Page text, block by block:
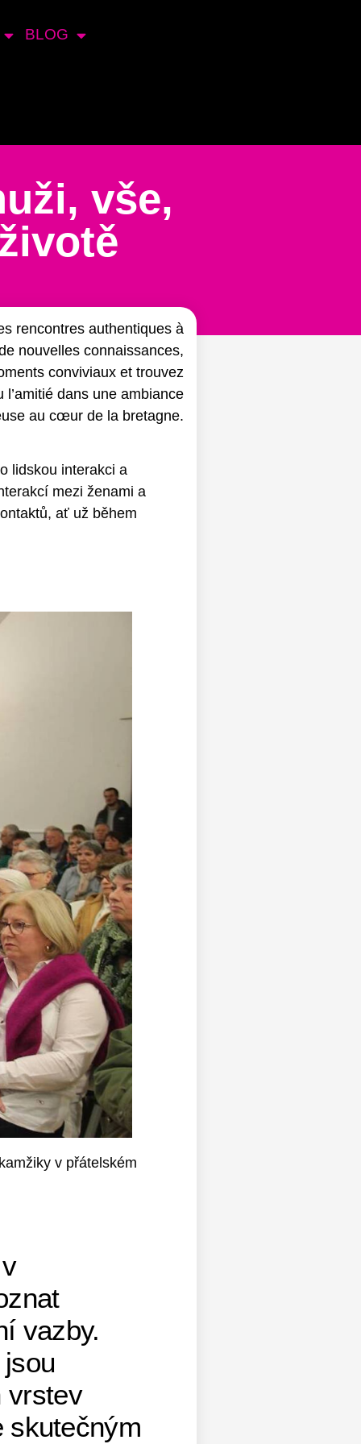
BLOG
vše,
lidskou interakci a
mezi ženami a
ať už během
v přátelském
vazby.
vrstev
skutečným